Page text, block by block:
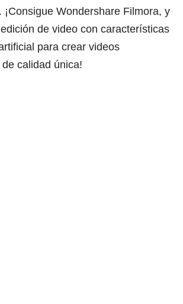
¡Consigue Wondershare Filmora, y
de video con características
para crear videos
calidad única!